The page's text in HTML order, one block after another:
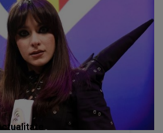
Actualitate